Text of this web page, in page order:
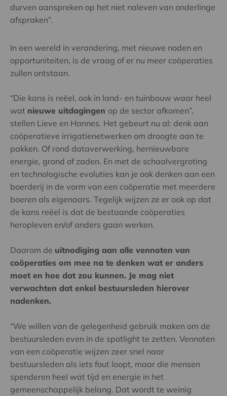
durven aanspreken op het niet naleven van onderlinge
afspraken”.
In een wereld in verandering, met nieuwe noden en
opportuniteiten, is de vraag of er nu meer coöperaties
zullen ontstaan.
“Die kans is reëel, ook in land- en tuinbouw waar heel
wat nieuwe uitdagingen op de sector afkomen”,
stellen Lieve en Hannes. Het gebeurt nu al: denk aan
coöperatieve irrigatienetwerken om droogte aan te
pakken. Of rond dataverwerking, hernieuwbare
energie, grond of zaden. En met de schaalvergroting
en technologische evoluties kan je ook denken aan een
boerderij in de vorm van een coöperatie met meerdere
boeren als eigenaars. Tegelijk wijzen ze er ook op dat
de kans reëel is dat de bestaande coöperaties
heropleven en/of anders gaan werken.
Daarom de uitnodiging aan alle vennoten van
coöperaties om mee na te denken wat er anders
moet en hoe dat zou kunnen. Je mag niet
verwachten dat enkel bestuursleden hierover
nadenken.
“We willen van de gelegenheid gebruik maken om de
bestuursleden even in de spotlight te zetten. Vennoten
van een coöperatie wijzen zeer snel naar
bestuursleden als iets fout loopt, maar die mensen
spenderen heel wat tijd en energie in het
gemeenschappelijk belang. Dat wordt te weinig